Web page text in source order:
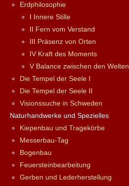
Erdphilosophie
I Innere Stille
II Fern vom Verstand
III Präsenz von Orten
IV Kraft des Moments
V Balance zwischen den Welten
Die Tempel der Seele I
Die Tempel der Seele II
Visionssuche in Schweden
Naturhandwerke und Spezielles
Kiepenbau und Tragekörbe
Messerbau-Tag
Bogenbau
Feuersteinbearbeitung
Gerben und Lederherstellung